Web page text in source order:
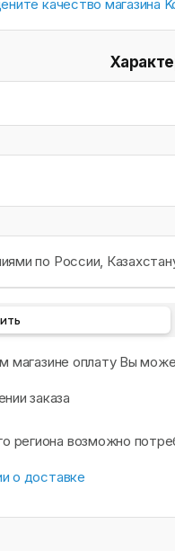
по России,
магазине оплату Вы
заказа
региона возможно
о доставке